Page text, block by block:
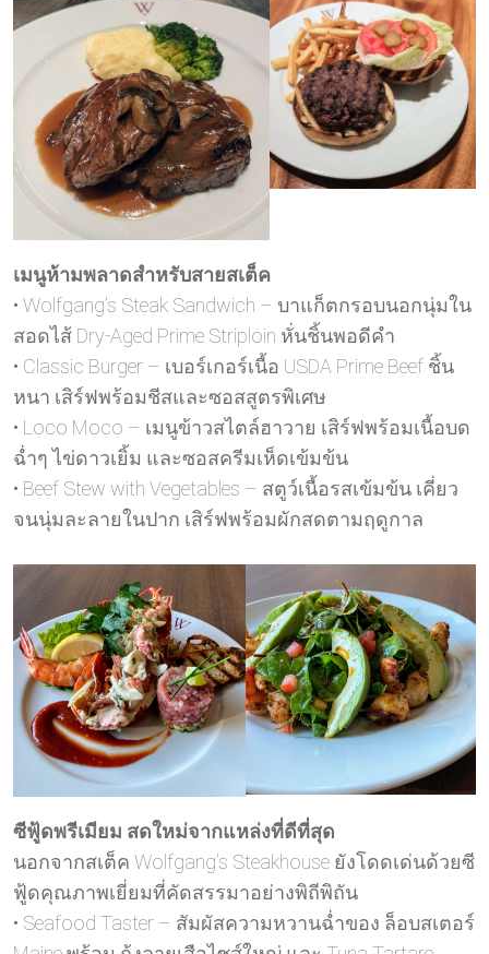
เมนูห้ามพลาดสำหรับสายสเต็ค
• Wolfgang’s Steak Sandwich – บาแก็ตกรอบนอกนุ่มใน
สอดไส้ Dry-Aged Prime Striploin หั่นชิ้นพอดีคำ
• Classic Burger – เบอร์เกอร์เนื้อ USDA Prime Beef ชิ้น
หนา เสิร์ฟพร้อมชีสและซอสสูตรพิเศษ
• Loco Moco – เมนูข้าวสไตล์ฮาวาย เสิร์ฟพร้อมเนื้อบด
ฉ่ำๆ ไข่ดาวเยิ้ม และซอสครีมเห็ดเข้มข้น
• Beef Stew with Vegetables – สตูว์เนื้อรสเข้มข้น เคี่ยว
จนนุ่มละลายในปาก เสิร์ฟพร้อมผักสดตามฤดูกาล
ซีฟู้ดพรีเมียม สดใหม่จากแหล่งที่ดีที่สุด
นอกจากสเต็ค Wolfgang’s Steakhouse ยังโดดเด่นด้วยซี
ฟู้ดคุณภาพเยี่ยมที่คัดสรรมาอย่างพิถีพิถัน
• Seafood Taster – สัมผัสความหวานฉ่ำของ ล็อบสเตอร์